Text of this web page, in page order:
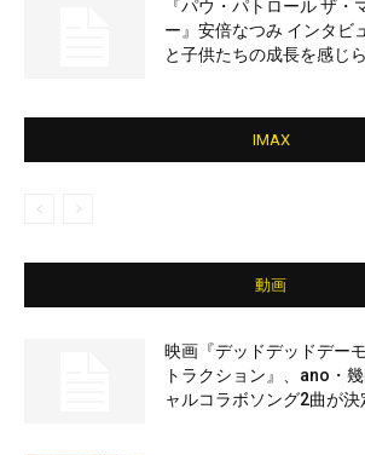
『パウ・パトロール ザ・
ー』安倍なつみ インタビ
と子供たちの成長を感じら
IMAX
動画
映画『デッドデッドデー
トラクション』、ano・
ャルコラボソング2曲が決